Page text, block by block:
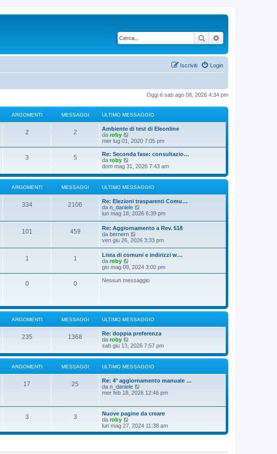
Cerca
Login
Iscriviti
Oggi è sab ago 08, 2026 4:34 pm
ARGOMENTI MESSAGGI ULTIMO MESSAGGIO
2 2
Ambiente di test di Eleonline
da roby
e
d
i
l
i
o
m
e
s
s
g
o
mer lug 01, 2020 7:05 pm
3 5
Re: Seconda fase: consultazio…
da roby
e
i
l
t
i
m
o
m
e
s
s
g
g
o
dom mag 31, 2026 7:43 am
ARGOMENTI MESSAGGI ULTIMO MESSAGGIO
334 2106
Re: Elezioni trasparenti Comu…
da n_daniele
e
u
l
t
i
m
m
e
s
i
lun mag 18, 2026 6:39 pm
101 459
Re: Aggiornamento a Rev. 518
da bernern
e
u
l
t
i
m
s
s
a
i
o
ven giu 26, 2026 3:33 pm
1 1
Lista di comuni e indirizzi w…
da roby
e
d
i
m
m
e
s
a
g
i
o
gio mag 09, 2024 3:00 pm
0 0 Nessun messaggio
ARGOMENTI MESSAGGI ULTIMO MESSAGGIO
235 1368
Re: doppia preferenza
da roby
e
i
l
t
i
m
o
e
s
s
a
g
g
sab giu 13, 2026 7:57 pm
ARGOMENTI MESSAGGI ULTIMO MESSAGGIO
17 25
Re: 4° aggiornamento manuale …
da n_daniele
e
u
l
t
i
m
mer feb 18, 2026 12:46 pm
3 3
Nuove pagine da creare
da roby
e
d
lun mag 27, 2024 11:38 am